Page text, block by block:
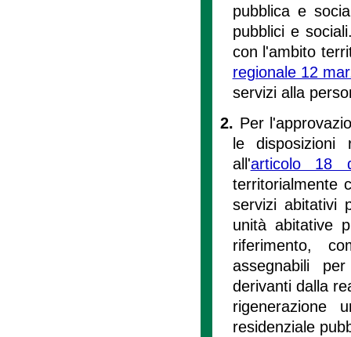
pubblica e
pubblici e
con l'ambito
regionale 12
servizi alla
2. Per
le
all'articolo 18
territorialmente
servizi abitativi
unità abitative
riferimento,
assegnabili
derivanti dalla
rigenerazione
residenziale